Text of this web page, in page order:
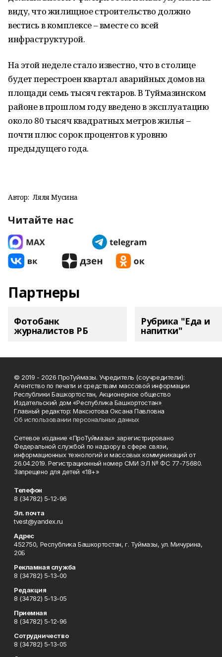
виду, что жилищное строительство должно
вестись в комплексе – вместе со всей
инфраструктурой.
На этой неделе стало известно, что в столице
будет перестроен квартал аварийных домов на
площади семь тысяч гектаров. В Туймазинском
районе в прошлом году введено в эксплуатацию
около 80 тысяч квадратных метров жилья –
почти плюс сорок процентов к уровню
предыдущего года.
Автор: Ляля Мусина
Читайте нас
Партнеры
Фотобанк
журналистов РБ
Рубрика "Еда и
напитки"
© 2019 - 2026 ПроТуймазы. Учредитель (соучредители):
Агентство по печати и средствам массовой информации
Республики Башкортостан, Акционерное общество
Издательский дом «Республика Башкортостан»
Главный редактор: Максютова Оксана Павловна
Об использовании персональных данных
Сетевое издание «ПроТуймазы» зарегистрировано
Федеральной службой по надзору в сфере связи,
информационных технологий и массовых коммуникаций от
26.04.2019. Регистрационный номер СМИ ЭЛ № ФС 77-75680.
Запрещено для детей «18+»
Телефон
8 (34782) 5-12-96
Эл. почта
tvest@yandex.ru
Адрес
452750, Республика Башкортостан, г. Туймазы, ул. Мичурина,
20Б
Рекламная служба
8 (34782) 5-13-00
Редакция
8 (34782) 5-13-05
Приемная
8 (34782) 5-12-96
Сотрудничество
8 (34782) 5-13-05